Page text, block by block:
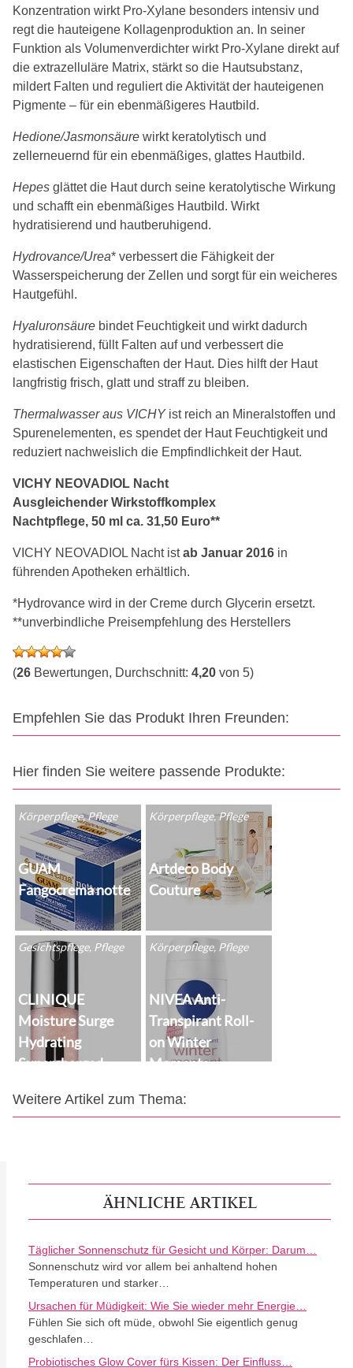
Konzentration wirkt Pro-Xylane besonders intensiv und
regt die hauteigene Kollagenproduktion an. In seiner
Funktion als Volumenverdichter wirkt Pro-Xylane direkt auf
die extrazelluläre Matrix, stärkt so die Hautsubstanz,
mildert Falten und reguliert die Aktivität der hauteigenen
Pigmente – für ein ebenmäßigeres Hautbild.
Hedione/Jasmonsäure wirkt keratolytisch und
zellerneuernd für ein ebenmäßiges, glattes Hautbild.
Hepes glättet die Haut durch seine keratolytische Wirkung
und schafft ein ebenmäßiges Hautbild. Wirkt
hydratisierend und hautberuhigend.
Hydrovance/Urea* verbessert die Fähigkeit der
Wasserspeicherung der Zellen und sorgt für ein weicheres
Hautgefühl.
Hyaluronsäure bindet Feuchtigkeit und wirkt dadurch
hydratisierend, füllt Falten auf und verbessert die
elastischen Eigenschaften der Haut. Dies hilft der Haut
langfristig frisch, glatt und straff zu bleiben.
Thermalwasser aus VICHYist reich an Mineralstoffen und
Spurenelementen, es spendet der Haut Feuchtigkeit und
reduziert nachweislich die Empfindlichkeit der Haut.
VICHY NEOVADIOL Nacht
Ausgleichender Wirkstoffkomplex
Nachtpflege, 50 ml ca. 31,50 Euro**
VICHY NEOVADIOL Nacht istab Januar 2016 in
führenden Apotheken erhältlich.
*Hydrovance wird in der Creme durch Glycerin ersetzt.
**unverbindliche Preisempfehlung des Herstellers
(26 Bewertungen, Durchschnitt: 4,20 von 5)
Empfehlen Sie das Produkt Ihren Freunden:
Hier finden Sie weitere passende Produkte:
Körperpflege, Pflege
GUAM
Fangocrema notte
Körperpflege, Pflege
Artdeco Body
Couture
Gesichtspflege, Pflege
CLINIQUE
Moisture Surge
Hydrating
Supercharged
Körperpflege, Pflege
NIVEA Anti-
Transpirant Roll-
on Winter
Moments
Weitere Artikel zum Thema:
ÄHNLICHE ARTIKEL
Täglicher Sonnenschutz für Gesicht und Körper: Darum…
Sonnenschutz wird vor allem bei anhaltend hohen
Temperaturen und starker…
Ursachen für Müdigkeit: Wie Sie wieder mehr Energie…
Fühlen Sie sich oft müde, obwohl Sie eigentlich genug
geschlafen…
Probiotisches Glow Cover fürs Kissen: Der Einfluss…